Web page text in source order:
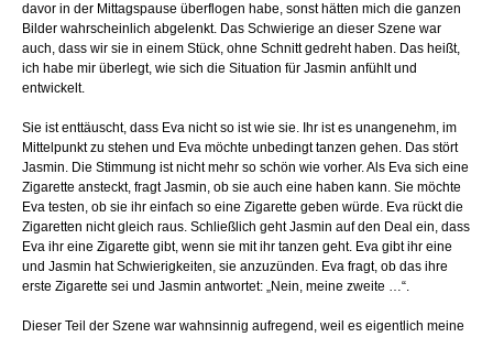
davor in der Mittagspause überflogen habe, sonst hätten mich die ganzen
Bilder wahrscheinlich abgelenkt. Das Schwierige an dieser Szene war
auch, dass wir sie in einem Stück, ohne Schnitt gedreht haben. Das heißt,
ich habe mir überlegt, wie sich die Situation für Jasmin anfühlt und
entwickelt.
Sie ist enttäuscht, dass Eva nicht so ist wie sie. Ihr ist es unangenehm, im
Mittelpunkt zu stehen und Eva möchte unbedingt tanzen gehen. Das stört
Jasmin. Die Stimmung ist nicht mehr so schön wie vorher. Als Eva sich eine
Zigarette ansteckt, fragt Jasmin, ob sie auch eine haben kann. Sie möchte
Eva testen, ob sie ihr einfach so eine Zigarette geben würde. Eva rückt die
Zigaretten nicht gleich raus. Schließlich geht Jasmin auf den Deal ein, dass
Eva ihr eine Zigarette gibt, wenn sie mit ihr tanzen geht. Eva gibt ihr eine
und Jasmin hat Schwierigkeiten, sie anzuzünden. Eva fragt, ob das ihre
erste Zigarette sei und Jasmin antwortet: „Nein, meine zweite …“.
Dieser Teil der Szene war wahnsinnig aufregend, weil es eigentlich meine